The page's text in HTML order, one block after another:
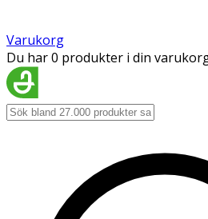
Varukorg
Du har 0 produkter i din